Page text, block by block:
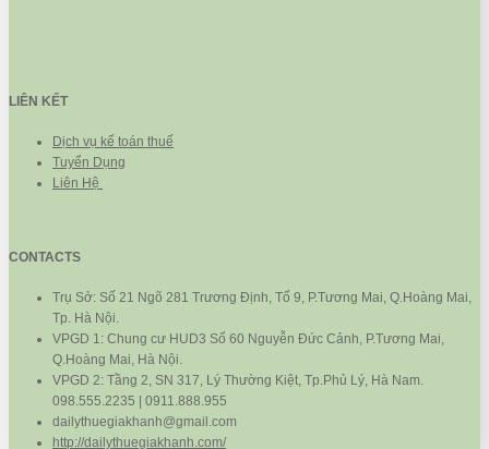
LIÊN KẾT
Dịch vụ kế toán thuế
Tuyển Dụng
Liên Hệ
CONTACTS
Trụ Sở: Số 21 Ngõ 281 Trương Định, Tổ 9, P.Tương Mai, Q.Hoàng Mai,
Tp. Hà Nội.
VPGD 1: Chung cư HUD3 Số 60 Nguyễn Đức Cảnh, P.Tương Mai,
Q.Hoàng Mai, Hà Nội.
VPGD 2: Tầng 2, SN 317, Lý Thường Kiệt, Tp.Phủ Lý, Hà Nam.
098.555.2235 | 0911.888.955
dailythuegiakhanh@gmail.com
http://dailythuegiakhanh.com/